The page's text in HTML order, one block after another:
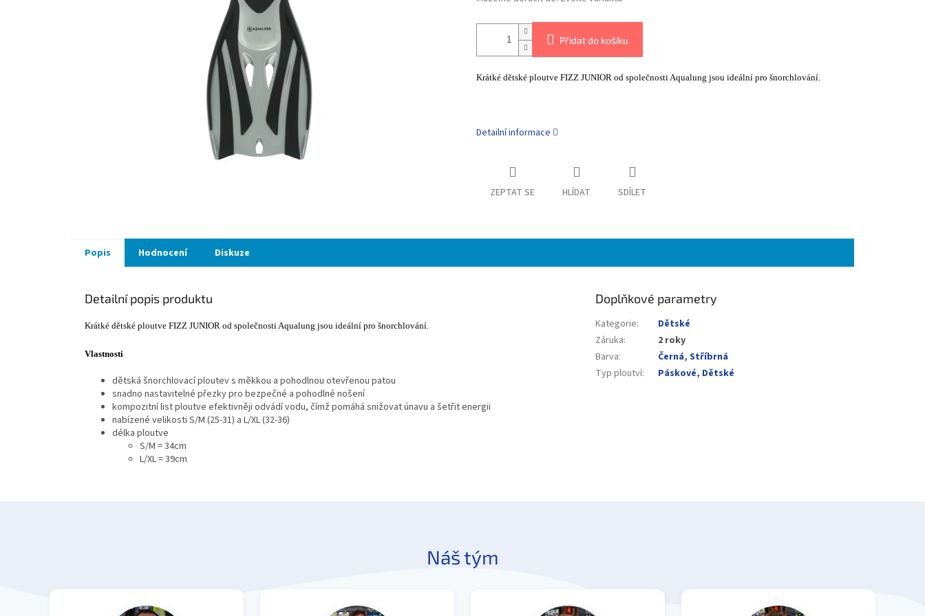
Přidat do košíku
Krátké dětské ploutve FIZZ JUNIOR od společnosti Aqualung jsou ideální pro šnorchlování.
Detailní informace
ZEPTAT SE HLÍDAT SDÍLET
Popis Hodnocení Diskuze
Detailní popis produktu
Krátké dětské ploutve FIZZ JUNIOR od společnosti Aqualung jsou ideální pro šnorchlování.
Vlastnosti
dětská šnorchlovací ploutev s měkkou a pohodlnou otevřenou patou
snadno nastavitelné přezky pro bezpečné a pohodlné nošení
kompozitní list ploutve efektivněji odvádí vodu, čímž pomáhá snižovat únavu a šetřit energii
nabízené velikosti S/M (25-31) a L/XL (32-36)
délka ploutve
S/M = 34cm
L/XL = 39cm
Doplňkové parametry
Kategorie:
Dětské
Záruka:
2 roky
Barva: Černá,Stříbrná
Typ ploutví: Páskové, Dětské
Náš tým